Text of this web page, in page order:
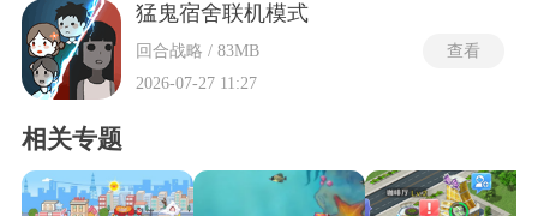
猛鬼宿舍联机模式
回合战略 / 83MB
2026-07-27 11:27
查看
相关专题